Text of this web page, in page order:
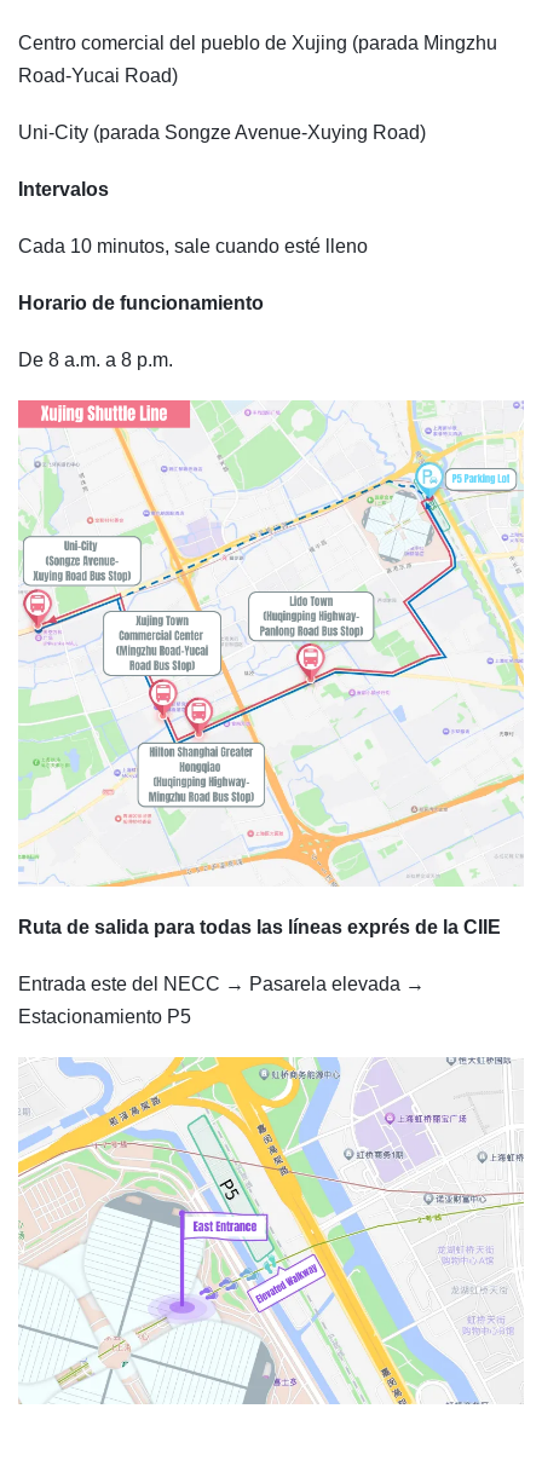
Centro comercial del pueblo de Xujing (parada Mingzhu
Road-Yucai Road)
Uni-City (parada Songze Avenue-Xuying Road)
Intervalos
Cada 10 minutos, sale cuando esté lleno
Horario de funcionamiento
De 8 a.m. a 8 p.m.
Ruta de salida para todas las líneas exprés de la CIIE
Entrada este del NECC → Pasarela elevada →
Estacionamiento P5